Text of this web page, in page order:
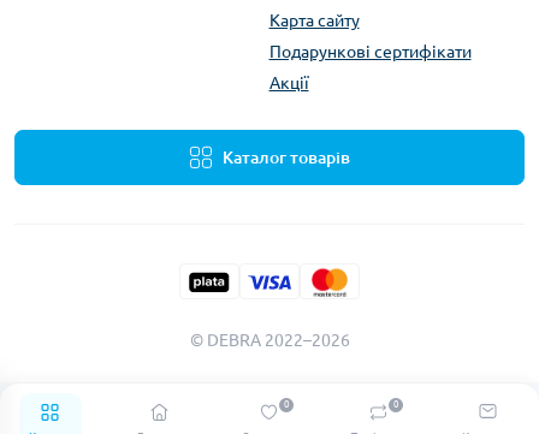
0 0
Карта сайту
Подарункові сертифікати
Акції
Каталог товарів
© DEBRA 2022–2026